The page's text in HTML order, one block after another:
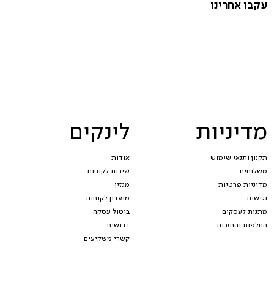
מדיניות
תקנון ותנאי שימוש
משלוחים
מדיניות פרטיות
נגישות
מתנות לעסקים
החלפות והחזרות
לינקים
אודות
שירות לקוחות
מגזין
מועדון לקוחות
ביטול עסקה
דרושים
קשרי משקיעים
עקבו אחרינו